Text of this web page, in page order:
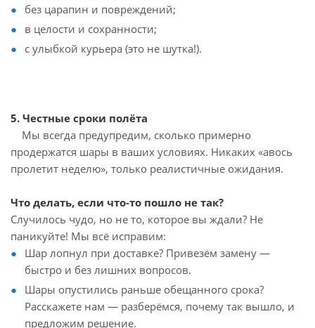
без царапин и повреждений;
в целости и сохранности;
с улыбкой курьера (это не шутка!).
5. Честные сроки полёта
Мы всегда предупредим, сколько примерно
продержатся шары в ваших условиях. Никаких «авось
пролетит неделю», только реалистичные ожидания.
Что делать, если что‑то пошло не так?
Случилось чудо, но не то, которое вы ждали? Не
паникуйте! Мы всё исправим:
Шар лопнул при доставке? Привезём замену —
быстро и без лишних вопросов.
Шары опустились раньше обещанного срока?
Расскажете нам — разберёмся, почему так вышло, и
предложим решение.